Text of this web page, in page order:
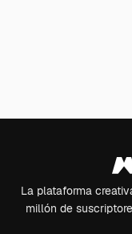
La plataforma
millón de